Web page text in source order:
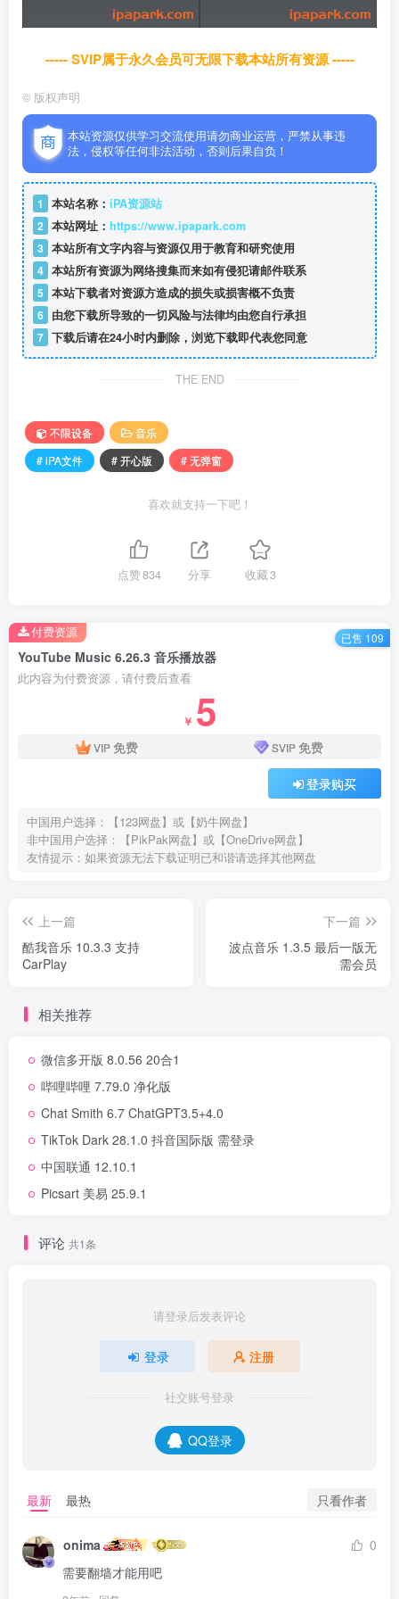
----- SVIP属于永久会员可无限下载本站所有资源 -----
© 版权声明
本站资源仅供学习交流使用请勿商业运营，严禁从事违
法，侵权等任何非法活动，否则后果自负！
1 本站名称： iPA资源站
2 本站网址： https://www.ipapark.com
3 本站所有文字内容与资源仅用于教育和研究使用
4 本站所有资源为网络搜集而来如有侵犯请邮件联系
5 本站下载者对资源方造成的损失或损害概不负责
6 由您下载所导致的一切风险与法律均由您自行承担
7 下载后请在24小时内删除，浏览下载即代表您同意
THE END
不限设备
音乐
# iPA文件
# 开心版 # 无弹窗
喜欢就支持一下吧！
点赞834 分享 收藏3
YouTube Music 6.26.3 音乐播放器
此内容为付费资源，请付费后查看
￥ 5
VIP免费 SVIP免费
登录购买
中国用户选择：【123网盘】或【奶牛网盘】
非中国用户选择：【PikPak网盘】或【OneDrive网盘】
友情提示：如果资源无法下载证明已和谐请选择其他网盘
付费资源 已售 109
上一篇
酷我音乐 10.3.3 支持
CarPlay
下一篇
波点音乐 1.3.5 最后一版无
需会员
相关推荐
微信多开版 8.0.56 20合1
哔哩哔哩 7.79.0 净化版
Chat Smith 6.7 ChatGPT3.5+4.0
TikTok Dark 28.1.0 抖音国际版 需登录
中国联通 12.10.1
Picsart 美易 25.9.1
评论 共1条
请登录后发表评论
登录 注册
社交账号登录
QQ登录
最新 最热 只看作者
onima
0
需要翻墙才能用吧